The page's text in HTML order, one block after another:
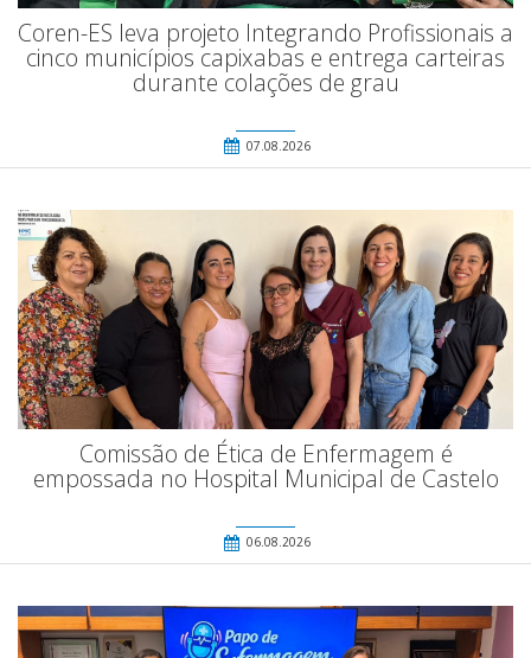
Coren-ES leva projeto Integrando Profissionais a
cinco municípios capixabas e entrega carteiras
durante colações de grau
07.08.2026
Comissão de Ética de Enfermagem é
empossada no Hospital Municipal de Castelo
06.08.2026